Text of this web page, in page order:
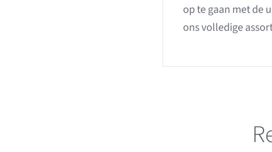
op te gaan met de
ons volledige